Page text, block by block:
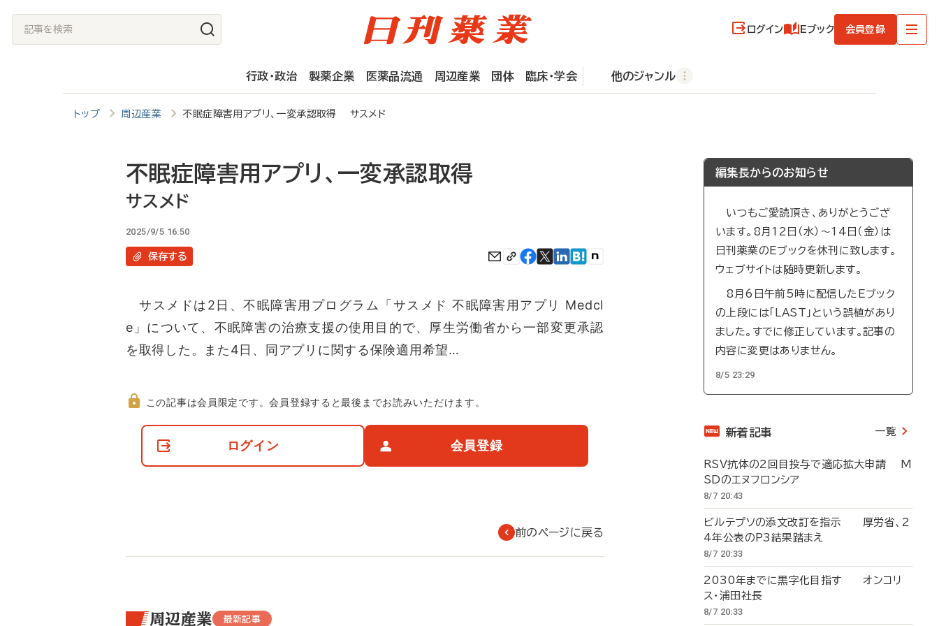
記
事
ログイン Eブック 会員登録
行政・政治 製薬企業 医薬品流通 周辺産業 団体 臨床・学会 他のジャンル
トップ 周辺産業 不眠症障害用アプリ、一変承認取得 サスメド
不眠症障害用アプリ、一変承認取得
サスメド
2025/9/5 16:50
保存する
サスメドは2日、不眠障害用プログラム「サスメド 不眠障害用アプリ Medcl
e」について、不眠障害の治療支援の使用目的で、厚生労働省から一部変更承認
を取得した。また4日、同アプリに関する保険適用希望…
て
この記事は会員限定です。会員登録すると最後までお読みいただけます。
ログイン 会員登録
前のページに戻る
周辺産業 最新記事
編集長からのお知らせ
いつもご愛読頂き、ありがとうござ
います。8月12日（水）～14日（金）は
日刊薬業のEブックを休刊に致します。
ウェブサイトは随時更新します。
8月6日午前5時に配信したEブック
の上段には「LAST」という誤植があり
ました。すでに修正しています。記事の
内容に変更はありません。
8/5 23:29
新着記事 一覧
RSV抗体の2回目投与で適応拡大申請 M
SDのエヌフロンシア
8/7 20:43
ビルテプソの添文改訂を指示 厚労省、2
4年公表のP3結果踏まえ
8/7 20:33
2030年までに黒字化目指す オンコリ
ス・浦田社長
8/7 20:33